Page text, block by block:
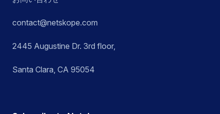
contact@netskope.com
2445 Augustine Dr. 3rd floor,
Santa Clara, CA 95054